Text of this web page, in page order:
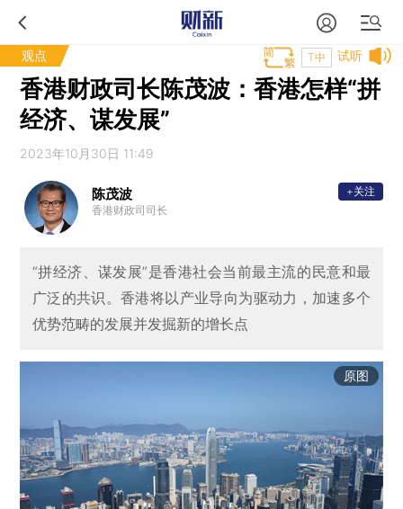
观点 试听
T中
香港财政司长陈茂波：香港怎样“拼
经济、谋发展”
2023年10月30日 11:49
陈茂波
香港财政司司长
+关注
“拼经济、谋发展”是香港社会当前最主流的民意和最
广泛的共识。香港将以产业导向为驱动力，加速多个
优势范畴的发展并发掘新的增长点
原图